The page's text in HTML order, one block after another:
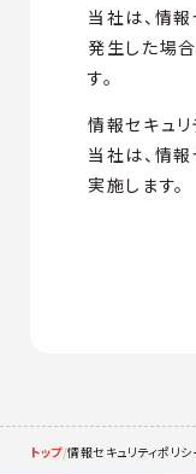
当社は、情
発生した場
す。
情報セキュ
当社は、情
実施します。
トップ/情報セキュリティポリシ